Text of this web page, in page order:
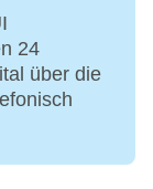
24
über die